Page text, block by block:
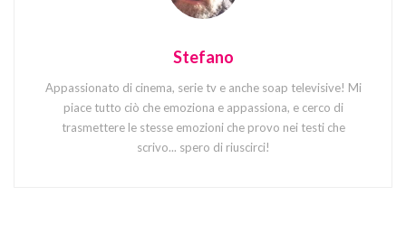
Stefano
Appassionato di cinema, serie tv e anche soap televisive! Mi
piace tutto ciò che emoziona e appassiona, e cerco di
trasmettere le stesse emozioni che provo nei testi che
scrivo... spero di riuscirci!